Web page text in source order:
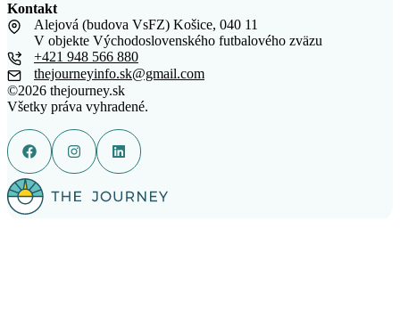
©2026 thejourney.sk
Všetky práva vyhradené.
Kontakt
Alejová (budova VsFZ) Košice, 040 11
V objekte Východoslovenského futbalového zväzu
+421 948 566 880
thejourneyinfo.sk@gmail.com